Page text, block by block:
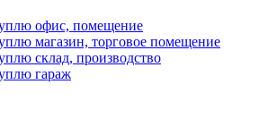
офис, помещение
магазин, торговое помещение
склад, производство
гараж